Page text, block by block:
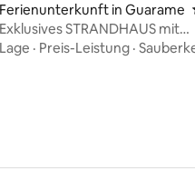
Ferienunterkunft in Guarame
Exklusives STRANDHAUS mit
KOSTENLOSEM Zugang zum
Lage · Preis-Leistung ·